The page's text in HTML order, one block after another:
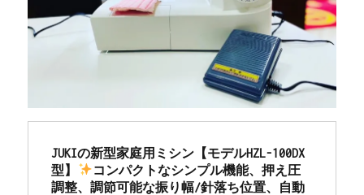
JUKIの新型家庭用ミシン【モデルHZL-100DX
型】
コンパクトなシンプル機能、押え圧
調整、調節可能な振り幅/針落ち位置、自動